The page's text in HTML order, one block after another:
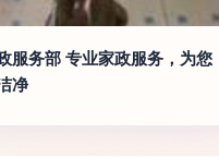
服务部 专业家政服务，为您
净